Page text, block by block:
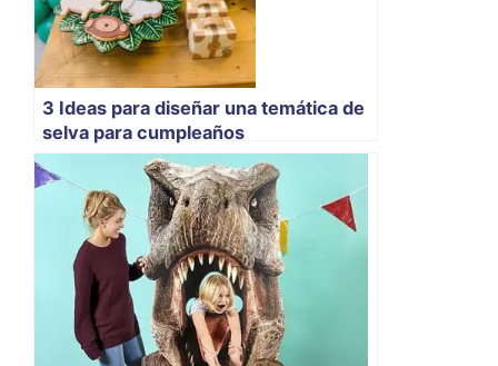
3 Ideas para diseñar una temática de
selva para cumpleaños